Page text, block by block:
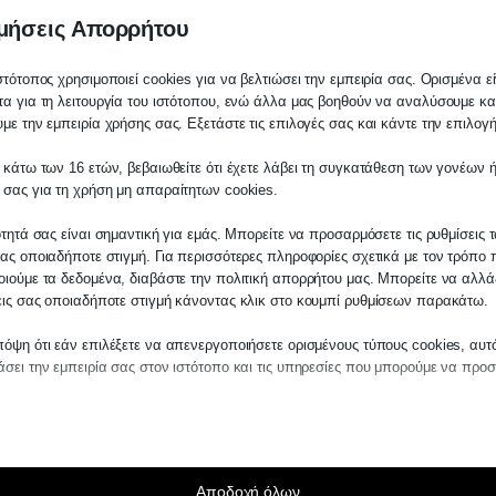
άνεργοι, και θα πρέπει να μην πληρούν τις
σε οποιαδήποτε παραγγελία
παρακαλούμε επικοινωνήστε μαζί μας
στο27210 62510-529, είτε μέσω email στο
για να επιβεβαιώσουμε
υπόθεση σας.
Απορρήτου
χρησιμοποιεί cookies για να βελτιώσει την εμπειρία σας. Ορισμένα
για τη λειτουργία του ιστότοπου, ενώ άλλα μας βοηθούν να αναλύσουμε
την εμπειρία χρήσης σας. Εξετάστε τις επιλογές σας και κάντε την
κάτω των 16 ετών, βεβαιωθείτε ότι έχετε λάβει τη συγκατάθεση των γονέων
για τη χρήση μη απαραίτητων cookies.
σας είναι σημαντική για εμάς. Μπορείτε να προσαρμόσετε τις ρυθμίσεις
οποιαδήποτε στιγμή. Για περισσότερες πληροφορίες σχετικά με τον τρόπο
τα δεδομένα, διαβάστε την πολιτική απορρήτου μας. Μπορείτε να
σας οποιαδήποτε στιγμή κάνοντας κλικ στο κουμπί ρυθμίσεων παρακάτω.
ότι εάν επιλέξετε να απενεργοποιήσετε ορισμένους τύπους cookies,
την εμπειρία σας στον ιστότοπο και τις υπηρεσίες που μπορούμε να
ορθή λειτουργία του ιστότοπου. Αυτά τα cookies και υπηρεσίες δεν απαιτούν
του χρήστη σύμφωνα με τον GDPR.
Αποδοχή όλων